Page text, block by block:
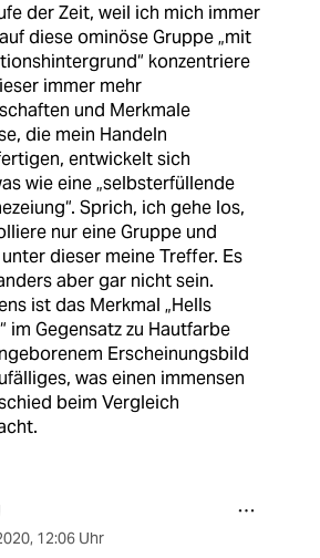
der Zeit, weil ich mich immer
diese ominöse Gruppe „mit
konzentriere
immer mehr
und Merkmale
die mein Handeln
entwickelt sich
wie eine „selbsterfüllende
Sprich, ich gehe los,
nur eine Gruppe und
dieser meine Treffer. Es
aber gar nicht sein.
ist das Merkmal „Hells
im Gegensatz zu Hautfarbe
Erscheinungsbild
was einen immensen
beim Vergleich
, 12:06 Uhr